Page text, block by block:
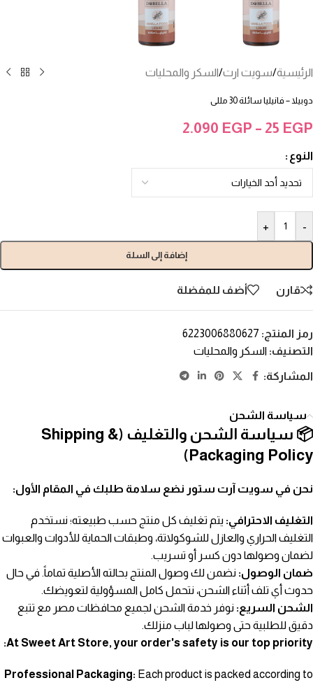
الرئيسية/سويت ارت/السكر والمحليات
دوبيلا – فانيليا سائلة 30 مللى
25 EGP
–
2.090 EGP
النوع
-
+
إضافة إلى السلة
قارن أضف للمفضلة
رمز المنتج: 6223006880627
التصنيف: السكر والمحليات
المشاركة:
سياسة الشحن
📦 سياسة الشحن والتغليف (Shipping &
Packaging Policy)
نحن في سويت آرت ستور نضع سلامة طلبك في المقام الأول:
التغليف الاحترافي: يتم تغليف كل منتج حسب طبيعته؛ نستخدم
التغليف الحراري والعازل للشوكولاتة، وطبقات الحماية للأدوات والعبوات
لضمان وصولها دون كسر أو تسريب.
ضمان الوصول: نضمن لك وصول المنتج بحالته الأصلية تماماً. في حال
حدوث أي تلف أثناء الشحن، نتحمل كامل المسؤولية لتعويضك.
الشحن السريع: نوفر خدمة الشحن لجميع محافظات مصر مع تتبع
دقيق للطلبية حتى وصولها لباب منزلك.
At Sweet Art Store, your order's safety is our top priority:
Professional Packaging: Each product is packed according to